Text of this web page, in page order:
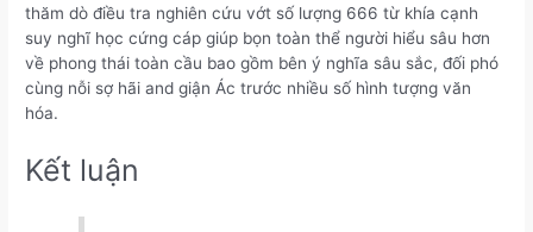
thăm dò điều tra nghiên cứu vớt số lượng 666 từ khía cạnh
suy nghĩ học cứng cáp giúp bọn toàn thể người hiểu sâu hơn
về phong thái toàn cầu bao gồm bên ý nghĩa sâu sắc, đối phó
cùng nỗi sợ hãi and giận Ác trước nhiều số hình tượng văn
hóa.
Kết luận